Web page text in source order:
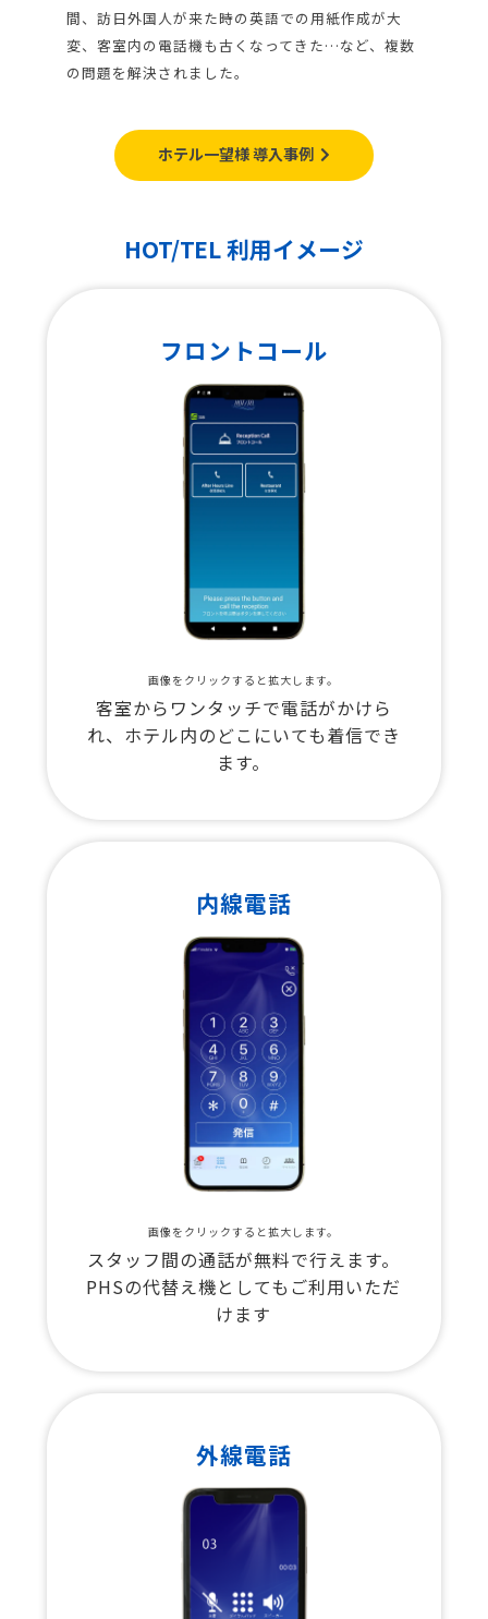
間、訪日外国人が来た時の英語での用紙作成が大
変、客室内の電話機も古くなってきた…など、複数
の問題を解決されました。
ホテル一望様 導入事例
HOT/TEL 利用イメージ
フロントコール
画像をクリックすると拡大します。
客室からワンタッチで電話がかけら
れ、ホテル内のどこにいても着信でき
ます。
内線電話
画像をクリックすると拡大します。
スタッフ間の通話が無料で行えます。
PHSの代替え機としてもご利用いただ
けます
外線電話